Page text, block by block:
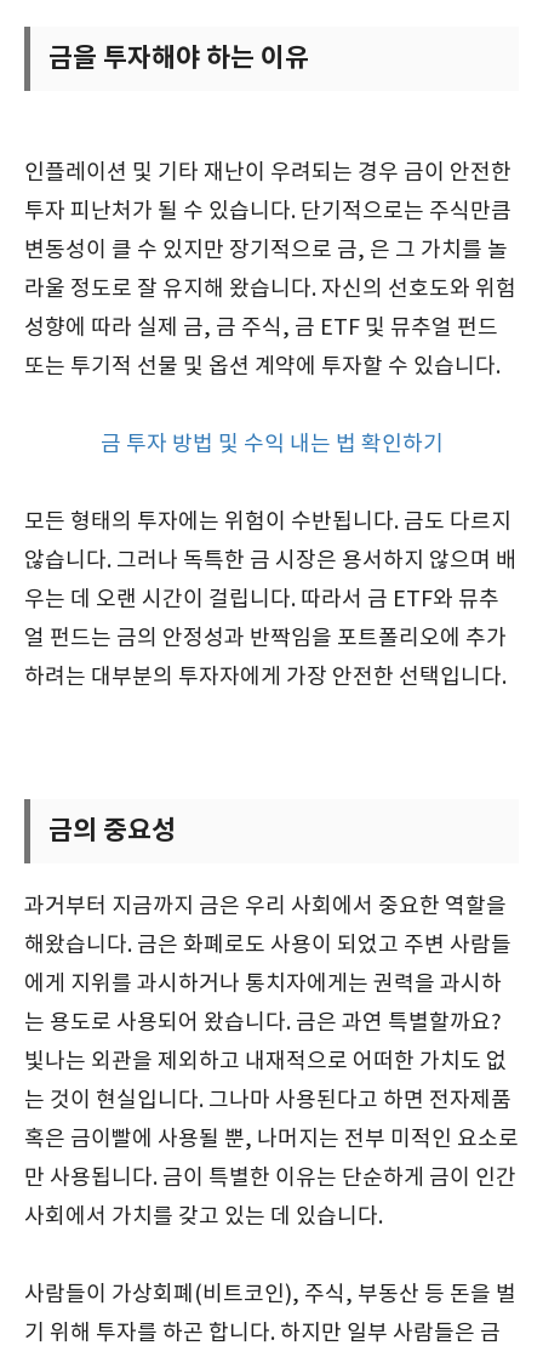
금을 투자해야 하는 이유
인플레이션 및 기타 재난이 우려되는 경우 금이 안전한
투자 피난처가 될 수 있습니다. 단기적으로는 주식만큼
변동성이 클 수 있지만 장기적으로 금, 은 그 가치를 놀
라울 정도로 잘 유지해 왔습니다. 자신의 선호도와 위험
성향에 따라 실제 금, 금 주식, 금 ETF 및 뮤추얼 펀드
또는 투기적 선물 및 옵션 계약에 투자할 수 있습니다.
금 투자 방법 및 수익 내는 법 확인하기
모든 형태의 투자에는 위험이 수반됩니다. 금도 다르지
않습니다. 그러나 독특한 금 시장은 용서하지 않으며 배
우는 데 오랜 시간이 걸립니다. 따라서 금 ETF와 뮤추
얼 펀드는 금의 안정성과 반짝임을 포트폴리오에 추가
하려는 대부분의 투자자에게 가장 안전한 선택입니다.
금의 중요성
과거부터 지금까지 금은 우리 사회에서 중요한 역할을
해왔습니다. 금은 화폐로도 사용이 되었고 주변 사람들
에게 지위를 과시하거나 통치자에게는 권력을 과시하
는 용도로 사용되어 왔습니다. 금은 과연 특별할까요?
빛나는 외관을 제외하고 내재적으로 어떠한 가치도 없
는 것이 현실입니다. 그나마 사용된다고 하면 전자제품
혹은 금이빨에 사용될 뿐, 나머지는 전부 미적인 요소로
만 사용됩니다. 금이 특별한 이유는 단순하게 금이 인간
사회에서 가치를 갖고 있는 데 있습니다.
사람들이 가상회폐(비트코인), 주식, 부동산 등 돈을 벌
기 위해 투자를 하곤 합니다. 하지만 일부 사람들은 금